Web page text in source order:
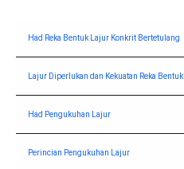
Had Reka Bentuk Lajur Konkrit Bertetulang
Lajur Diperlukan dan Kekuatan Reka Bentuk
Had Pengukuhan Lajur
Perincian Pengukuhan Lajur